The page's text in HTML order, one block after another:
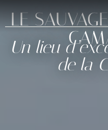
LE
Un lieu
de la